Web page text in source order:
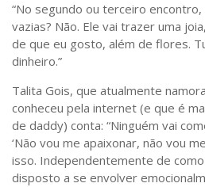
“No segundo ou terceiro
vazias? Não. Ele vai trazer uma
de que eu gosto, além de flores.
dinheiro.”
Talita Gois, que atualmente
conheceu pela internet (e que é
de daddy) conta: “Ninguém vai
‘Não vou me apaixonar, não vou
isso. Independentemente de
disposto a se envolver